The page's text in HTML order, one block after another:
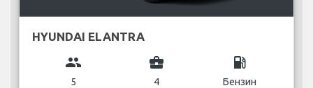
HYUNDAI ELANTRA
group
5
business_center
4
local_gas_station
Бензин